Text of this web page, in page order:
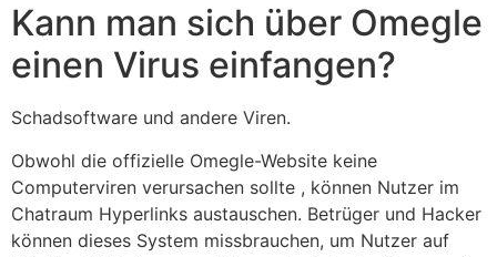
Kann man sich über Omegle
einen Virus einfangen?
Schadsoftware und andere Viren.
Obwohl die offizielle Omegle-Website keine
Computerviren verursachen sollte , können Nutzer im
Chatraum Hyperlinks austauschen. Betrüger und Hacker
können dieses System missbrauchen, um Nutzer auf